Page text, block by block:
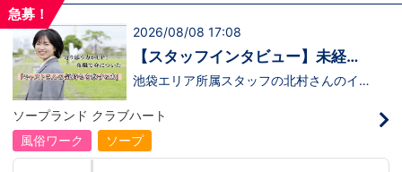
他社と比較検討中など。そのような時は1
もしれません。アナタからのご連絡お待ち
しております。
■横浜エリア：神奈川県横浜市中区 ・京急線
黄金町駅、日ノ出町駅 ・市営地下鉄阪東橋
駅、伊勢佐木長者町駅 ・JR横浜線関内駅 ■札
幌エリア：北海道札幌市 地下鉄南北線すすき
の駅
急募！
2026/08/08 17:08
【スタッフインタビュー】未経験
で飛び込んだスタッフが語る職場
池袋エリア所属スタッフの北村さんのイン
るのかな…？」そんな不安を抱えながら好
奇心で裏方に飛び込んだ北村さん。実際に
は、入社初日でそのイメージがガラッと変
わり、「本当に優しい人ばかり」と感じた
ソープランド クラブハート
風俗ワーク
ソープ